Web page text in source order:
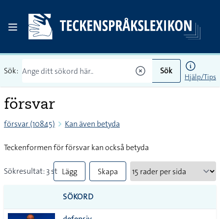
Sök: Sök
Hjälp/Tips
försvar
försvar (10845) Kan även betyda
Teckenformen för försvar kan också betyda
Sökresultat: 3 st Lägg
till
alla i
Skapa
SÖKORD